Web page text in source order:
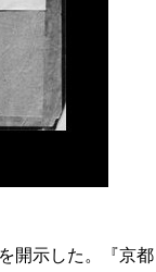
開示した。『京都